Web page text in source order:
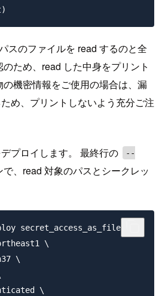
スのファイルを read するのと全
ため、read した中身をプリント
機密情報をご使用の場合は、漏
め、プリントしないよう充分ご注
プロイします。 最終行の
--
で、read 対象のパスとシークレッ
secret_access_as_file \
\
\
\